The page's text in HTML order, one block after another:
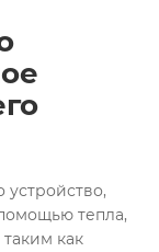
устройство,
тепла,
как